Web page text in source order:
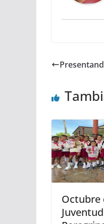
Octubre